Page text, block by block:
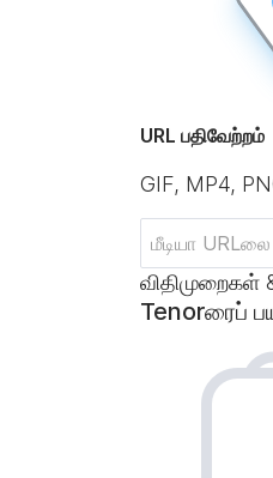
URL பதிவேற்றம்
GIF, MP4,
விதிமுறைகள்
Tenorரைப்